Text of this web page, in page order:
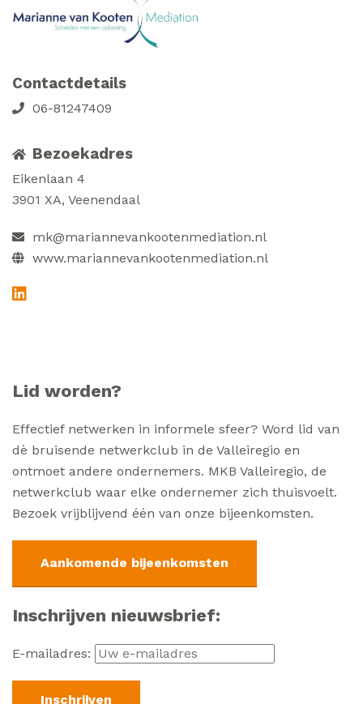
Contactdetails
06-81247409
Bezoekadres
Eikenlaan 4
3901 XA, Veenendaal
mk@mariannevankootenmediation.nl
www.mariannevankootenmediation.nl
Lid worden?
Effectief netwerken in informele sfeer? Word lid van
dè bruisende netwerkclub in de Valleiregio en
ontmoet andere ondernemers. MKB Valleiregio, de
netwerkclub waar elke ondernemer zich thuisvoelt.
Bezoek vrijblijvend één van onze bijeenkomsten.
Aankomende bijeenkomsten
Inschrijven nieuwsbrief:
E-mailadres: